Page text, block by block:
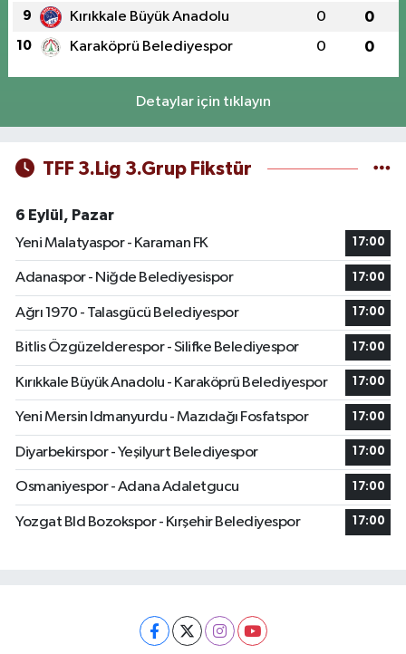
9 Kırıkkale Büyük Anadolu 0 0
10 Karaköprü Belediyespor 0 0
Detaylar için tıklayın
TFF 3.Lig 3.Grup Fikstür
6 Eylül, Pazar
Yeni Malatyaspor - Karaman FK
17:00
Adanaspor - Niğde Belediyesispor 17:00
Ağrı 1970 - Talasgücü Belediyespor 17:00
Bitlis Özgüzelderespor - Silifke Belediyespor 17:00
Kırıkkale Büyük Anadolu - Karaköprü Belediyespor 17:00
Yeni Mersin Idmanyurdu - Mazıdağı Fosfatspor 17:00
Diyarbekirspor - Yeşilyurt Belediyespor 17:00
Osmaniyespor - Adana Adaletgucu 17:00
Yozgat Bld Bozokspor - Kırşehir Belediyespor 17:00